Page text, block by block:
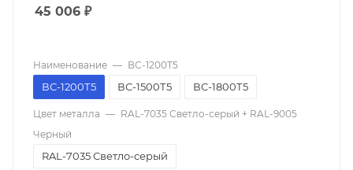
45 006 ₽
Наименование — ВС-1200Т5
ВС-1200Т5 ВС-1500Т5 ВС-1800Т5
Цвет металла — RAL-7035 Светло-серый + RAL-9005
Черный
RAL-7035 Светло-серый